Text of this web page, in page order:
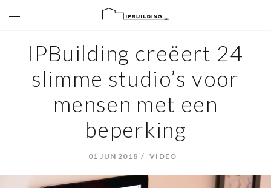
IPBuilding creëert 24
slimme studio’s voor
mensen met een
beperking
01 JUN 2018 VIDEO